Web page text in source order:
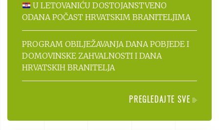
U LETOVANIĆU DOSTOJANSTVENO
ODANA POČAST HRVATSKIM BRANITELJIMA
PROGRAM OBILJEŽAVANJA DANA POBJEDE I
DOMOVINSKE ZAHVALNOSTI I DANA
HRVATSKIH BRANITELJA
PREGLEDAJTE SVE